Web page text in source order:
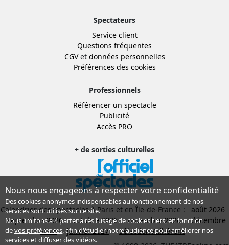
Spectateurs
Service client
Questions fréquentes
CGVet données personnelles
Préférences des cookies
Professionnels
Référencer un spectacle
Publicité
Accès PRO
+ de sorties culturelles
Calendrier des spectacles à Paris et en Île-de-France :
août 2026
septembre 2026
octobre 2026 novembre 2026
décembre
2026
janvier 2027
Sélection Adhérent
Nous nous engageons à respecter votre confidentialité
Des cookies anonymes indispensables au fonctionnement de nos
services sont utilisés sur ce site.
Nous limitons à4 partenairesl’usage de cookies tiers, en fonction
devos préférences, afin d'étudier notre audience pour améliorer nos
services et diffuser des vidéos.